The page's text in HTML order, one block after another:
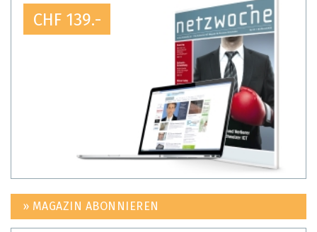
CHF 139.-
» MAGAZIN ABONNIEREN